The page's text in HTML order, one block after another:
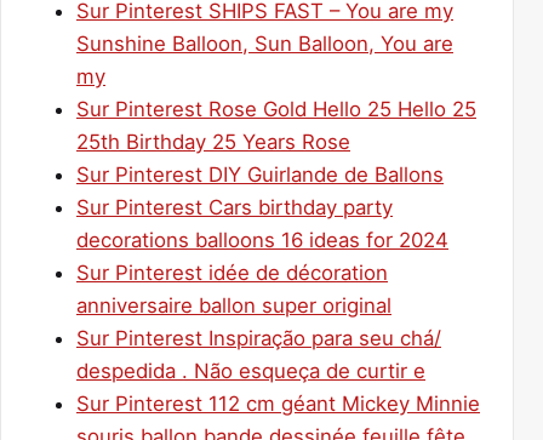
Sur Pinterest SHIPS FAST – You are my
Sunshine Balloon, Sun Balloon, You are
my
Sur Pinterest Rose Gold Hello 25 Hello 25
25th Birthday 25 Years Rose
Sur Pinterest DIY Guirlande de Ballons
Sur Pinterest Cars birthday party
decorations balloons 16 ideas for 2024
Sur Pinterest idée de décoration
anniversaire ballon super original
Sur Pinterest Inspiração para seu chá/
despedida . Não esqueça de curtir e
Sur Pinterest 112 cm géant Mickey Minnie